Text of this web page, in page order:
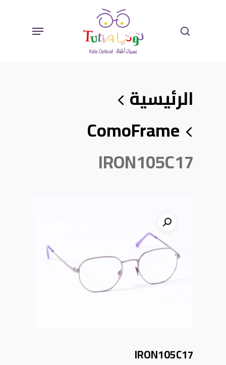
Content
Menu
الرئيسية
ComoFrame
IRON105C17
IRON105C17